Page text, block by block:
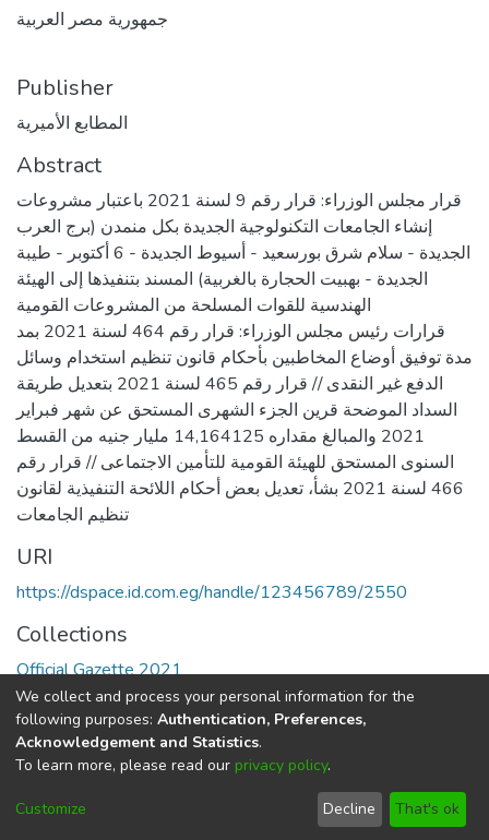
جمهورية مصر العربية
Publisher
المطابع الأميرية
Abstract
قرار مجلس الوزراء: قرار رقم 9 لسنة 2021 باعتبار مشروعات
إنشاء الجامعات التكنولوجية الجديدة بكل منمدن (برج العرب
الجديدة - سلام شرق بورسعيد - أسيوط الجديدة - 6 أكتوبر - طيبة
الجديدة - بهبيت الحجارة بالغربية) المسند بتنفيذها إلى الهيئة
الهندسية للقوات المسلحة من المشروعات القومية
قرارات رئيس مجلس الوزراء: قرار رقم 464 لسنة 2021 بمد
مدة توفيق أوضاع المخاطبين بأحكام قانون تنظيم استخدام وسائل
الدفع غير النقدى // قرار رقم 465 لسنة 2021 بتعديل طريقة
السداد الموضحة قرين الجزء الشهرى المستحق عن شهر فبراير
2021 والمبالغ مقداره 14,164125 مليار جنيه من القسط
السنوى المستحق للهيئة القومية للتأمين الاجتماعى // قرار رقم
466 لسنة 2021 بشأ، تعديل بعض أحكام اللائحة التنفيذية لقانون
تنظيم الجامعات
URI
https://dspace.id.com.eg/handle/123456789/2550
Collections
Official Gazette 2021
Full item page
DSpace softwarecopyright © 2002-2026
Cookie
End User
Agreement
Send
Feedback
We collect and process your personal information for the
following purposes: Authentication, Preferences,
Acknowledgement and Statistics.
To learn more, please read our privacy policy.
Customize Decline That's ok